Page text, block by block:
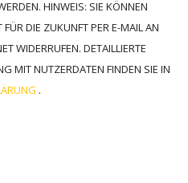
HINWEIS: SIE KÖNNEN
DIE ZUKUNFT PER E-MAIL AN
WIDERRUFEN. DETAILLIERTE
MIT NUTZERDATEN FINDEN SIE IN
.